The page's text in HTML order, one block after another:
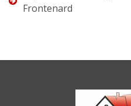
Frontenard